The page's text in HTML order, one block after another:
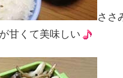
ささ
甘くて美味しい